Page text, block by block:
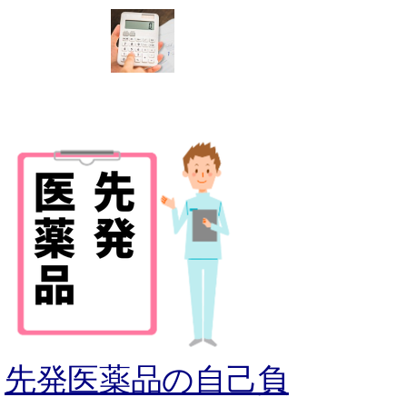
先発医薬品の自己負